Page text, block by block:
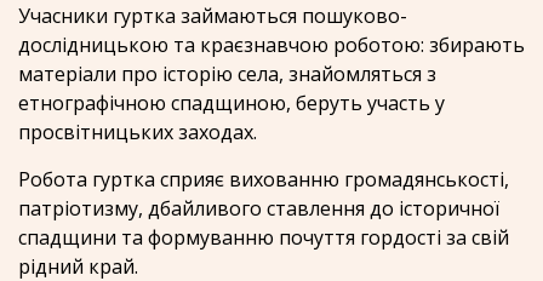
Учасники гуртка займаються пошуково-
дослідницькою та краєзнавчою роботою: збирають
матеріали про історію села, знайомляться з
етнографічною спадщиною, беруть участь у
просвітницьких заходах.
Робота гуртка сприяє вихованню громадянськості,
патріотизму, дбайливого ставлення до історичної
спадщини та формуванню почуття гордості за свій
рідний край.